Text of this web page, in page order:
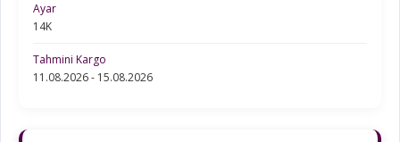
Ayar
14K
Tahmini Kargo
11.08.2026 - 15.08.2026